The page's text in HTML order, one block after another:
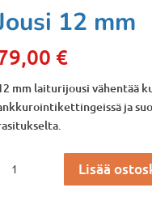
12 mm
€
mm laiturijousi vähentää
ja
Lisää